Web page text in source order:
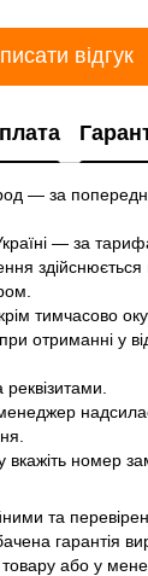
відгук
— за
— за
здійснюється
тимчасово
отриманні у
номер
та
гарантія
або у